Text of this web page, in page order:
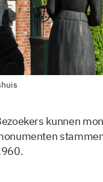
kunnen